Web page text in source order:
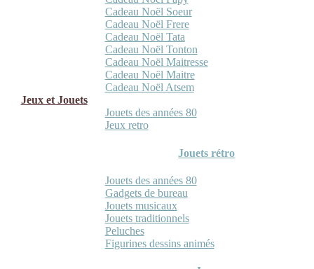
Cadeau Noël Soeur
Cadeau Noël Frere
Cadeau Noël Tata
Cadeau Noël Tonton
Cadeau Noël Maitresse
Cadeau Noël Maitre
Cadeau Noël Atsem
Jeux et Jouets
Jouets des années 80
Jeux retro
Jouets rétro
Jouets des années 80
Gadgets de bureau
Jouets musicaux
Jouets traditionnels
Peluches
Figurines dessins animés